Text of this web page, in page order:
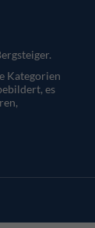
Kategorien
es